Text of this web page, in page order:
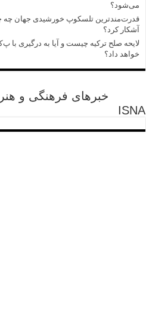
می‌شود؟
قدرت‌مندترین تلسکوپ خورشیدی جهان چه
آشکار کرد؟
لایحه صلح ترکیه چیست و آیا به درگیری با
خواهد داد؟
خبرهای فرهنگی و
ISNA